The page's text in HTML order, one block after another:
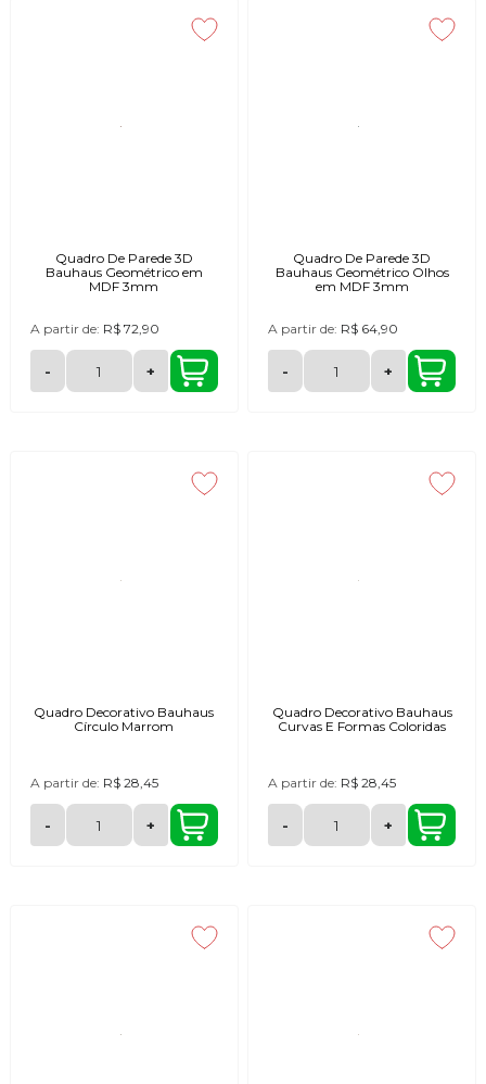
Quadro De Parede 3D
Bauhaus Geométrico em
MDF 3mm
A partir de: R$ 72,90
- +
Quadro De Parede 3D
Bauhaus Geométrico Olhos
em MDF 3mm
A partir de: R$ 64,90
- +
Quadro Decorativo Bauhaus
Círculo Marrom
A partir de: R$ 28,45
- +
Quadro Decorativo Bauhaus
Curvas E Formas Coloridas
A partir de: R$ 28,45
- +